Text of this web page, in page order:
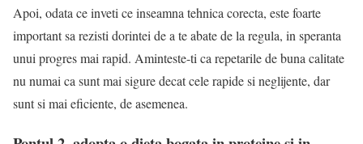
Apoi, odata ce inveti ce inseamna tehnica corecta, este foarte
important sa rezisti dorintei de a te abate de la regula, in speranta
unui progres mai rapid. Aminteste-ti ca repetarile de buna calitate
nu numai ca sunt mai sigure decat cele rapide si neglijente, dar
sunt si mai eficiente, de asemenea.